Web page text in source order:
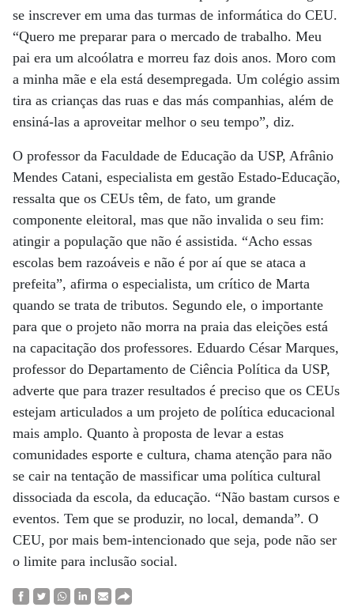
se inscrever em uma das turmas de informática do CEU.
“Quero me preparar para o mercado de trabalho. Meu
pai era um alcoólatra e morreu faz dois anos. Moro com
a minha mãe e ela está desempregada. Um colégio assim
tira as crianças das ruas e das más companhias, além de
ensiná-las a aproveitar melhor o seu tempo”, diz.
O professor da Faculdade de Educação da USP, Afrânio
Mendes Catani, especialista em gestão Estado-Educação,
ressalta que os CEUs têm, de fato, um grande
componente eleitoral, mas que não invalida o seu fim:
atingir a população que não é assistida. “Acho essas
escolas bem razoáveis e não é por aí que se ataca a
prefeita”, afirma o especialista, um crítico de Marta
quando se trata de tributos. Segundo ele, o importante
para que o projeto não morra na praia das eleições está
na capacitação dos professores. Eduardo César Marques,
professor do Departamento de Ciência Política da USP,
adverte que para trazer resultados é preciso que os CEUs
estejam articulados a um projeto de política educacional
mais amplo. Quanto à proposta de levar a estas
comunidades esporte e cultura, chama atenção para não
se cair na tentação de massificar uma política cultural
dissociada da escola, da educação. “Não bastam cursos e
eventos. Tem que se produzir, no local, demanda”. O
CEU, por mais bem-intencionado que seja, pode não ser
o limite para inclusão social.